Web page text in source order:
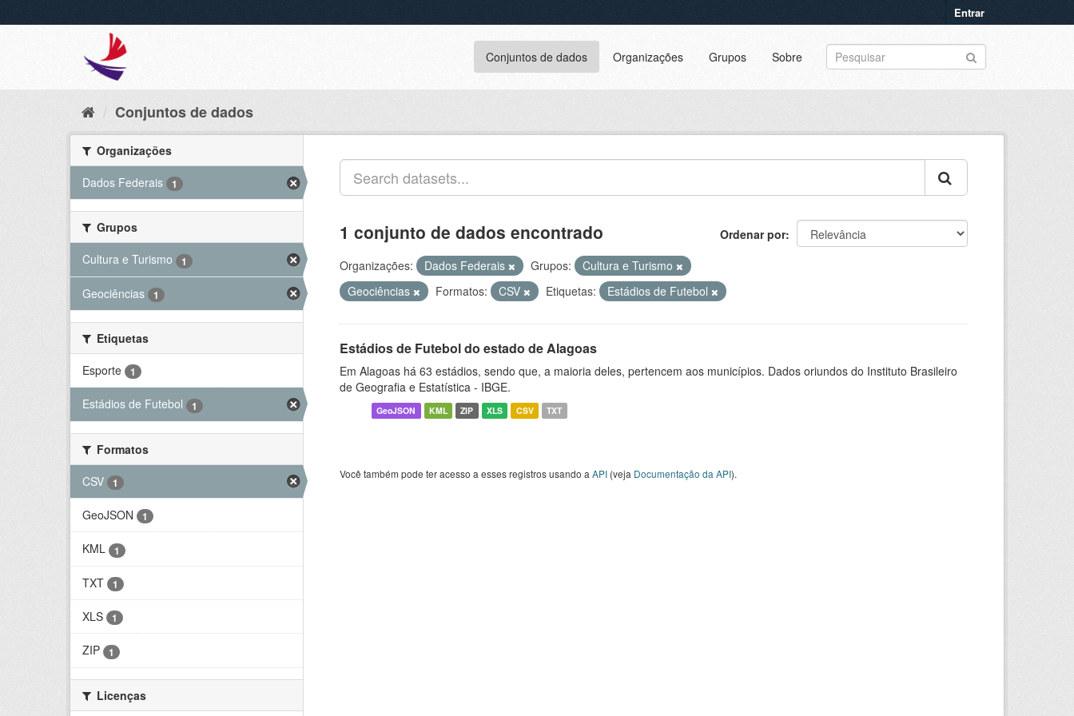
Entrar
Conjuntos de dados Organizações Grupos Sobre
Conjuntos de dados
Organizações
Dados Federais
1
Grupos
Cultura e Turismo
1
Geociências 1
Etiquetas
Esporte
1
Estádios de Futebol 1
Formatos
CSV
1
GeoJSON 1
KML 1
TXT 1
XLS 1
ZIP 1
Licenças
Ordenar por
1 conjunto de dados encontrado
Organizações: Dados Federais Grupos:
Cultura e Turismo
Geociências
Formatos: CSV Etiquetas: Estádios de Futebol
Estádios de Futebol do estado de Alagoas
Em Alagoas há 63 estádios, sendo que, a maioria deles, pertencem aos municípios. Dados oriundos do Instituto Brasileiro
de Geografia e Estatística - IBGE.
GeoJSON KML ZIP XLS CSV TXT
Você também pode ter acesso a esses registros usando a API (veja Documentação da API).